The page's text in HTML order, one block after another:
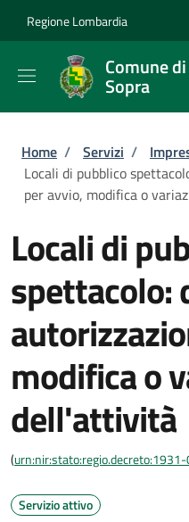
Regione Lombardia
Comune
Sopra
Briciole di
Home / Servizi /
Locali di pubblico
per avvio, modifica o
Locali di
spettacolo:
modifica o
dell'attività
(
Servizio attivo